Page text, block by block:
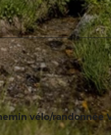
vélo/randonnée